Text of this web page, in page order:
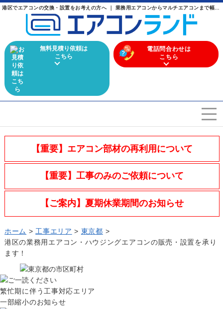
無料見積り依頼は
こちら
電話問合わせは
こちら
エアコンを選ぶ
Airconditioner search
店舗案内
Company
施工実績
Work
よくある質問
Question
【重要】エアコン部材の再利用について
【重要】工事のみのご依頼について
【ご案内】夏期休業期間のお知らせ
ホーム > 工事エリア > 東京都 >
港区の業務用エアコン・ハウジングエアコンの販売・設置を承り
ます！
繁忙期に伴う工事対応エリア
一部縮小のお知らせ